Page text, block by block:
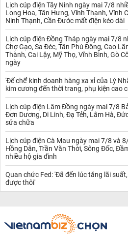
Lịch cúp điện Tây Ninh ngày mai 7/8
Long Hoa, Tân Hưng, Vĩnh Thạnh, Vĩnh
Ninh Thạnh, Cần Đước mất điện kéo dài
Lịch cúp điện Đồng Tháp ngày mai 7/8
Chợ Gạo, Sa Đéc, Tân Phú Đông, Cao
Thành, Cai Lậy, Mỹ Thọ, Vĩnh Bình, Gò
ngày
'Đế chế’ kinh doanh hàng xa xỉ của Lý
kim cương đến thời trang, phụ kiện cao
Lịch cúp điện Lâm Đồng ngày mai 7/8
Đơn Dương, Di Linh, Đạ Tẻh, Lâm Hà,
sửa chữa
Lịch cúp điện Cà Mau ngày mai 7/8 và
Hồng Dân, Trần Văn Thời, Sông Đốc,
nhiều hộ gia đình
Quan chức Fed: 'Đã đến lúc tăng lãi
được thôi'